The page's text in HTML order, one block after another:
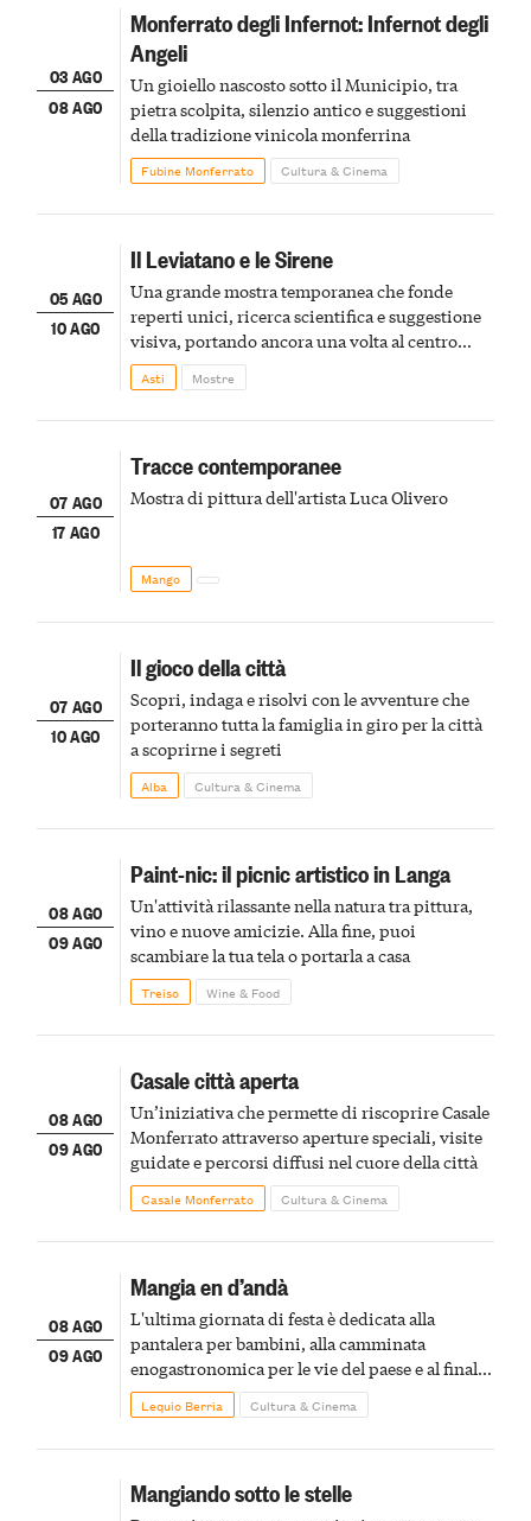
03 AGO
08 AGO
Monferrato degli Infernot: Infernot degli
Angeli
Un gioiello nascosto sotto il Municipio, tra
pietra scolpita, silenzio antico e suggestioni
della tradizione vinicola monferrina
Fubine Monferrato Cultura & Cinema
05 AGO
10 AGO
Il Leviatano e le Sirene
Una grande mostra temporanea che fonde
reperti unici, ricerca scientifica e suggestione
visiva, portando ancora una volta al centro
della scena le meraviglie del passato astigiano
Asti Mostre
07 AGO
17 AGO
Tracce contemporanee
Mostra di pittura dell'artista Luca Olivero
Mango
07 AGO
10 AGO
Il gioco della città
Scopri, indaga e risolvi con le avventure che
porteranno tutta la famiglia in giro per la città
a scoprirne i segreti
Alba Cultura & Cinema
08 AGO
09 AGO
Paint-nic: il picnic artistico in Langa
Un'attività rilassante nella natura tra pittura,
vino e nuove amicizie. Alla fine, puoi
scambiare la tua tela o portarla a casa
Treiso Wine & Food
08 AGO
09 AGO
Casale città aperta
Un’iniziativa che permette di riscoprire Casale
Monferrato attraverso aperture speciali, visite
guidate e percorsi diffusi nel cuore della città
Casale Monferrato Cultura & Cinema
08 AGO
09 AGO
Mangia en d’andà
L'ultima giornata di festa è dedicata alla
pantalera per bambini, alla camminata
enogastronomica per le vie del paese e al finale
pirotecnico
Lequio Berria Cultura & Cinema
Mangiando sotto le stelle